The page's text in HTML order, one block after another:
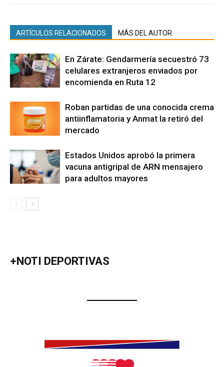
ARTÍCULOS RELACIONADOS MÁS DEL AUTOR
En Zárate: Gendarmería secuestró 73
celulares extranjeros enviados por
encomienda en Ruta 12
Roban partidas de una conocida crema
antiinflamatoria y Anmat la retiró del
mercado
Estados Unidos aprobó la primera
vacuna antigripal de ARN mensajero
para adultos mayores
+NOTI DEPORTIVAS